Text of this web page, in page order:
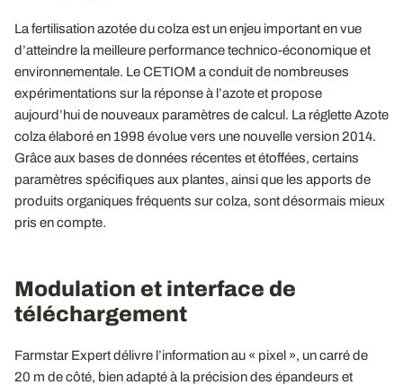
La fertilisation azotée du colza est un enjeu important en vue
d’atteindre la meilleure performance technico-économique et
environnementale. Le CETIOM a conduit de nombreuses
expérimentations sur la réponse à l’azote et propose
aujourd’hui de nouveaux paramètres de calcul. La réglette Azote
colza élaboré en 1998 évolue vers une nouvelle version 2014.
Grâce aux bases de données récentes et étoffées, certains
paramètres spécifiques aux plantes, ainsi que les apports de
produits organiques fréquents sur colza, sont désormais mieux
pris en compte.
Modulation et interface de
téléchargement
Farmstar Expert délivre l’information au « pixel », un carré de
20 m de côté, bien adapté à la précision des épandeurs et